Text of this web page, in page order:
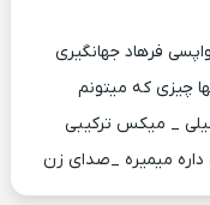
فرهاد جهانگیری
چیزی که میتونم
_ میکس ترکیبی
داره میمیره _صدای زن